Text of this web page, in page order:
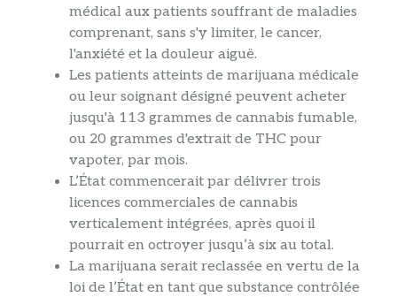
médical aux patients souffrant de maladies
comprenant, sans s'y limiter, le cancer,
l'anxiété et la douleur aiguë.
Les patients atteints de marijuana médicale
ou leur soignant désigné peuvent acheter
jusqu'à 113 grammes de cannabis fumable,
ou 20 grammes d'extrait de THC pour
vapoter, par mois.
L’État commencerait par délivrer trois
licences commerciales de cannabis
verticalement intégrées, après quoi il
pourrait en octroyer jusqu’à six au total.
La marijuana serait reclassée en vertu de la
loi de l’État en tant que substance contrôlée